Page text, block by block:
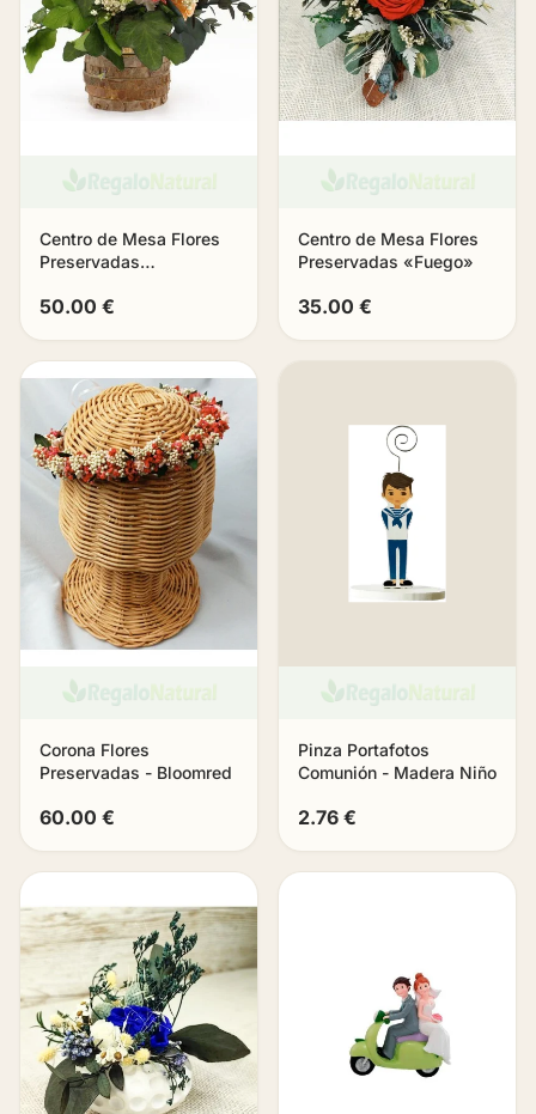
Centro de Mesa Flores
Preservadas
50.00 €
Centro de Mesa Flores
Preservadas «Fuego»
35.00 €
Corona Flores
Preservadas - Bloomred
60.00 €
Pinza Portafotos
Comunión - Madera Niño
2.76 €